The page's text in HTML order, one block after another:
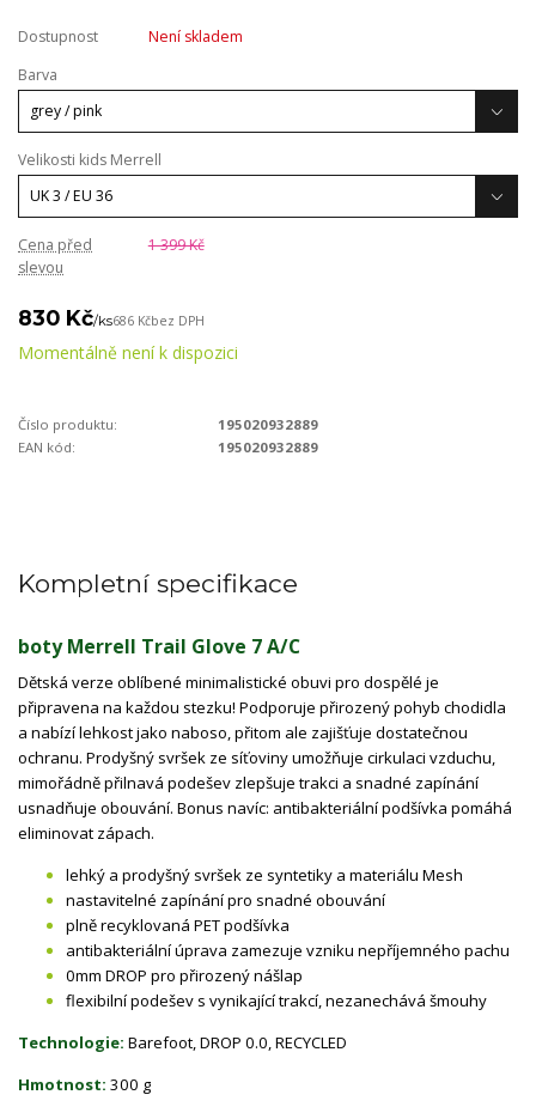
Dostupnost
Není skladem
Barva
Velikosti kids Merrell
Cena před
slevou
1 399 Kč
830 Kč/ks686 Kčbez DPH
Momentálně není k dispozici
Číslo produktu:
195020932889
EAN kód:
195020932889
Kompletní specifikace
boty Merrell Trail Glove 7 A/C
Dětská verze oblíbené minimalistické obuvi pro dospělé je
připravena na každou stezku! Podporuje přirozený pohyb chodidla
a nabízí lehkost jako naboso, přitom ale zajišťuje dostatečnou
ochranu. Prodyšný svršek ze síťoviny umožňuje cirkulaci vzduchu,
mimořádně přilnavá podešev zlepšuje trakci a snadné zapínání
usnadňuje obouvání. Bonus navíc: antibakteriální podšívka pomáhá
eliminovat zápach.
lehký a prodyšný svršek ze syntetiky a materiálu Mesh
nastavitelné zapínání pro snadné obouvání
plně recyklovaná PET podšívka
antibakteriální úprava zamezuje vzniku nepříjemného pachu
0mm DROP pro přirozený nášlap
flexibilní podešev s vynikající trakcí, nezanechává šmouhy
Technologie: Barefoot, DROP 0.0, RECYCLED
Hmotnost: 300 g